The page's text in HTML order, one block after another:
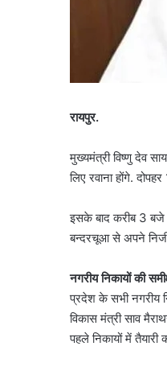
रायपुर.
मुख्यमंत्री विष्णु देव
लिए रवाना होंगे.
इसके बाद करीब 3 बजे
बन्दरचूआ से अपने निजी
नगरीय निकायों की
प्रदेश के सभी नगरीय
विकास मंत्री साव
पहले निकायों में तैयारी